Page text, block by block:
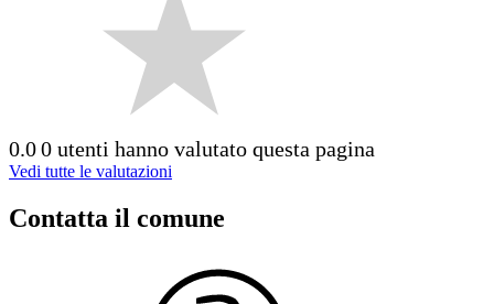
0.00 utenti hanno valutato questa pagina
Vedi tutte le valutazioni
Contatta il comune